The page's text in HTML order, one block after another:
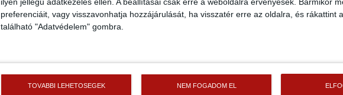
preferenciáit, vagy visszavonhatja hozzájárulását, ha visszatér erre az oldalra, és rákattint
található "Adatvédelem" gombra.
TOVÁBBI LEHETŐSÉGEK NEM FOGADOM EL
Tatabánya
40 990 000 Ft
Tatabánya
Fix 3%